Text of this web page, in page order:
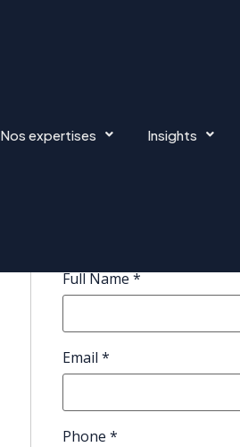
Nos expertises Insights
Full Name*
Email *
Phone *